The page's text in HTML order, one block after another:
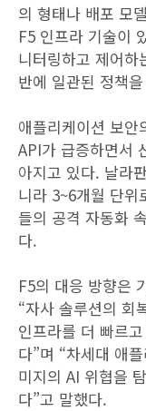
의 형태나 배포 모
F5 인프라 기술이
니터링하고 제어
반에 일관된 정책
애플리케이션 보
API가 급증하면서
아지고 있다. 날라
니라 3~6개월 단위
들의 공격 자동화
다.
F5의 대응 방향은
“자사 솔루션의 회
인프라를 더 빠르
다”며 “차세대 애
미지의 AI 위협을
다”고 말했다.